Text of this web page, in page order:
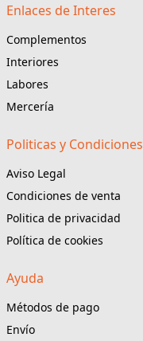
Enlaces de Interes
Complementos
Interiores
Labores
Mercería
Politicas y Condiciones
Aviso Legal
Condiciones de venta
Politica de privacidad
Política de cookies
Ayuda
Métodos de pago
Envío